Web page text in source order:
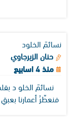
نسائمَ الخلود
حنان الزيرجاوي
منذ 4 اسابيع
نسائمَ الخلود
فنعطّرُ أعمارنا بعبقِ